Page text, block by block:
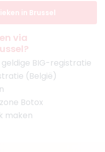
in Brussel
via
BIG-registratie
(België)
Botox
maken